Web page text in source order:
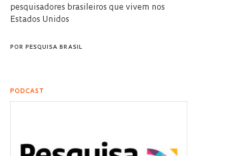
pesquisadores brasileiros que vivem nos
Estados Unidos
POR PESQUISA BRASIL
PODCAST